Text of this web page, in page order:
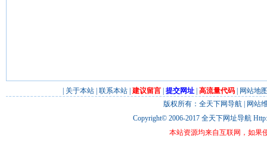
关于本站| 联系本站| 建议留言| 提交网址| 高流量代码|
网站地
版权所有： 全天下网导航 | 网站
Copyright© 2006-2017 全天下网址导航
本站资源均来自互联网，如果